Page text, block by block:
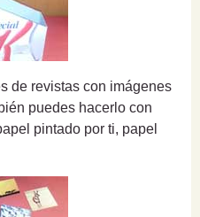
de revistas con imágenes
puedes hacerlo con
pintado por ti, papel